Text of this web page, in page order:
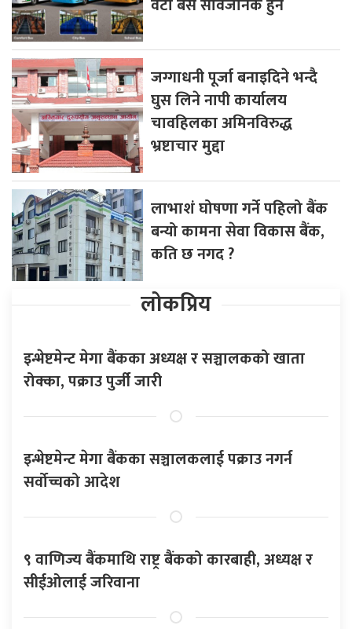
वटा बस सार्वजनिक हुने
जग्गाधनी पूर्जा बनाइदिने भन्दै
घुस लिने नापी कार्यालय
चावहिलका अमिनविरुद्ध
भ्रष्टाचार मुद्दा
लाभाशं घोषणा गर्ने पहिलो बैंक
बन्यो कामना सेवा विकास बैंक,
कति छ नगद ?
लोकप्रिय
इन्भेष्टमेन्ट मेगा बैंकका अध्यक्ष र सञ्चालकको खाता
रोक्का, पक्राउ पुर्जी जारी
इन्भेष्टमेन्ट मेगा बैंकका सञ्चालकलाई पक्राउ नगर्न
सर्वोच्चको आदेश
९ वाणिज्य बैंकमाथि राष्ट्र बैंकको कारबाही, अध्यक्ष र
सीईओलाई जरिवाना